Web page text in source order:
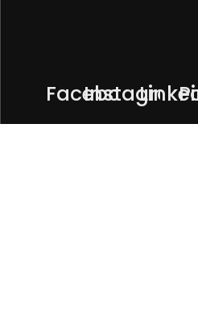
Facebook
Instagram